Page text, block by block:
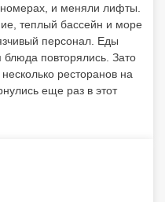
и меняли лифты.
теплый бассейн и море
персонал. Еды
повторялись. Зато
ресторанов на
еще раз в этот